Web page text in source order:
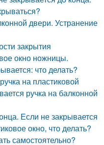
двери. Устранение
закрытия
окно ножницы.
что делать?
на пластиковой
ручка на балконной
Если не закрывается
окно, что делать?
самостоятельно?